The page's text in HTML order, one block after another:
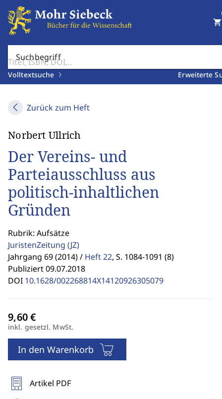
Suchbegriff
Volltextsuche Erweiterte
shopping_cart
Zurück zum Heft
Norbert Ullrich
Der Vereins- und
Parteiausschluss aus
politisch-inhaltlichen
Gründen
Rubrik: Aufsätze
JuristenZeitung (JZ)
Jahrgang 69 (2014) / Heft 22, S. 1084-1091 (8)
Publiziert 09.07.2018
DOI 10.1628/002268814X14120926305079
inkl. gesetzl. MwSt.
In den Warenkorb
Artikel PDF